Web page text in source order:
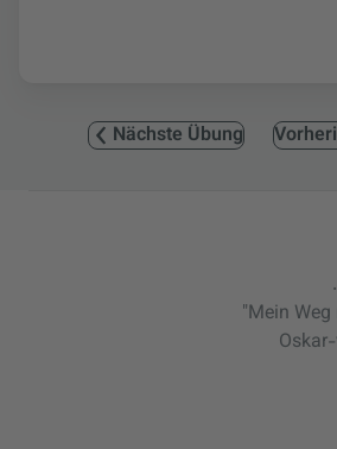
Nächste Übung
Service- und